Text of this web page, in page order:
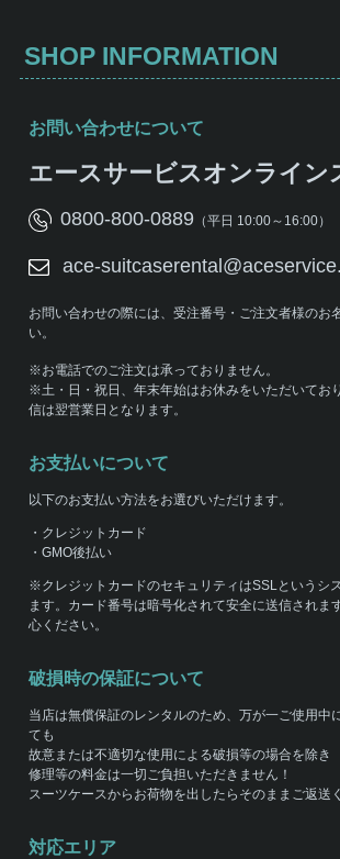
SHOP INFORMATION
お問い合わせについて
エースサービスオンライン
0800-800-0889（平日 10:00～16:00）
ace-
お問い合わせの際には、受注番号・ご注文者様のお
い。
※お電話でのご注文は承っておりません。
※土・日・祝日、年末年始はお休みをいただいてお
信は翌営業日となります。
お支払いについて
以下のお支払い方法をお選びいただけます。
・クレジットカード
・GMO後払い
※クレジットカードのセキュリティはSSLというシ
ます。カード番号は暗号化されて安全に送信されま
心ください。
破損時の保証について
当店は無償保証のレンタルのため、万が一ご使用中
ても
故意または不適切な使用による破損等の場合を除き
修理等の料金は一切ご負担いただきません！
スーツケースからお荷物を出したらそのままご返送
対応エリア